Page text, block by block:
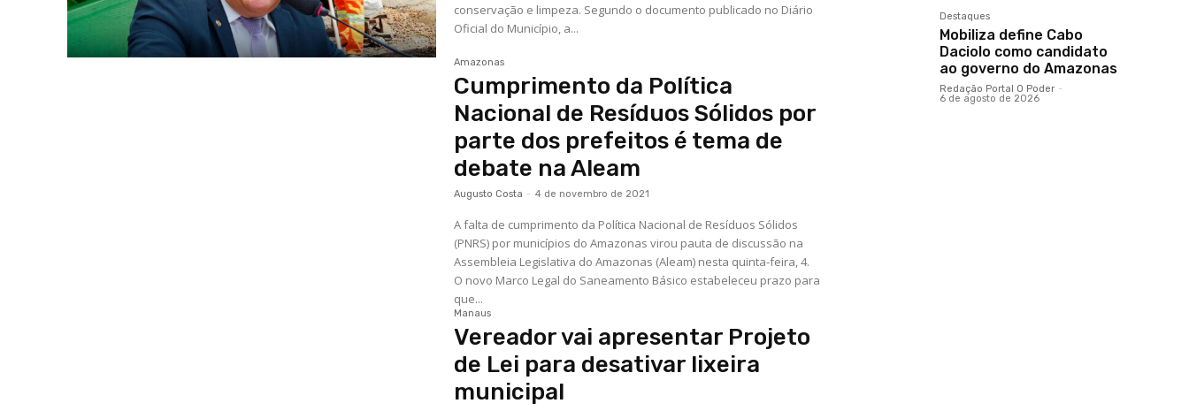
conservação e limpeza. Segundo o documento publicado no Diário
Oficial do Município, a...
Amazonas
Cumprimento da Política
Nacional de Resíduos Sólidos por
parte dos prefeitos é tema de
debate na Aleam
Augusto Costa - 4 de novembro de 2021
A falta de cumprimento da Política Nacional de Resíduos Sólidos
(PNRS) por municípios do Amazonas virou pauta de discussão na
Assembleia Legislativa do Amazonas (Aleam) nesta quinta-feira, 4.
O novo Marco Legal do Saneamento Básico estabeleceu prazo para
que...
Manaus
Vereador vai apresentar Projeto
de Lei para desativar lixeira
municipal
Destaques
Mobiliza define Cabo
Daciolo como candidato
ao governo do Amazonas
Redação Portal O Poder -
6 de agosto de 2026